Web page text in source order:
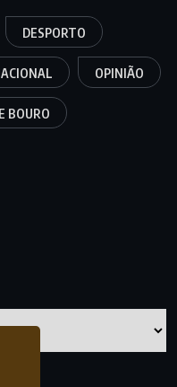
DESPORTO
OPINIÃO
BOURO